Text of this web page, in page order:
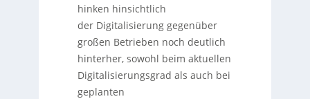
hinken hinsichtlich
der Digitalisierung gegenüber
großen Betrieben noch deutlich
hinterher, sowohl beim aktuellen
Digitalisierungsgrad als auch bei
geplanten